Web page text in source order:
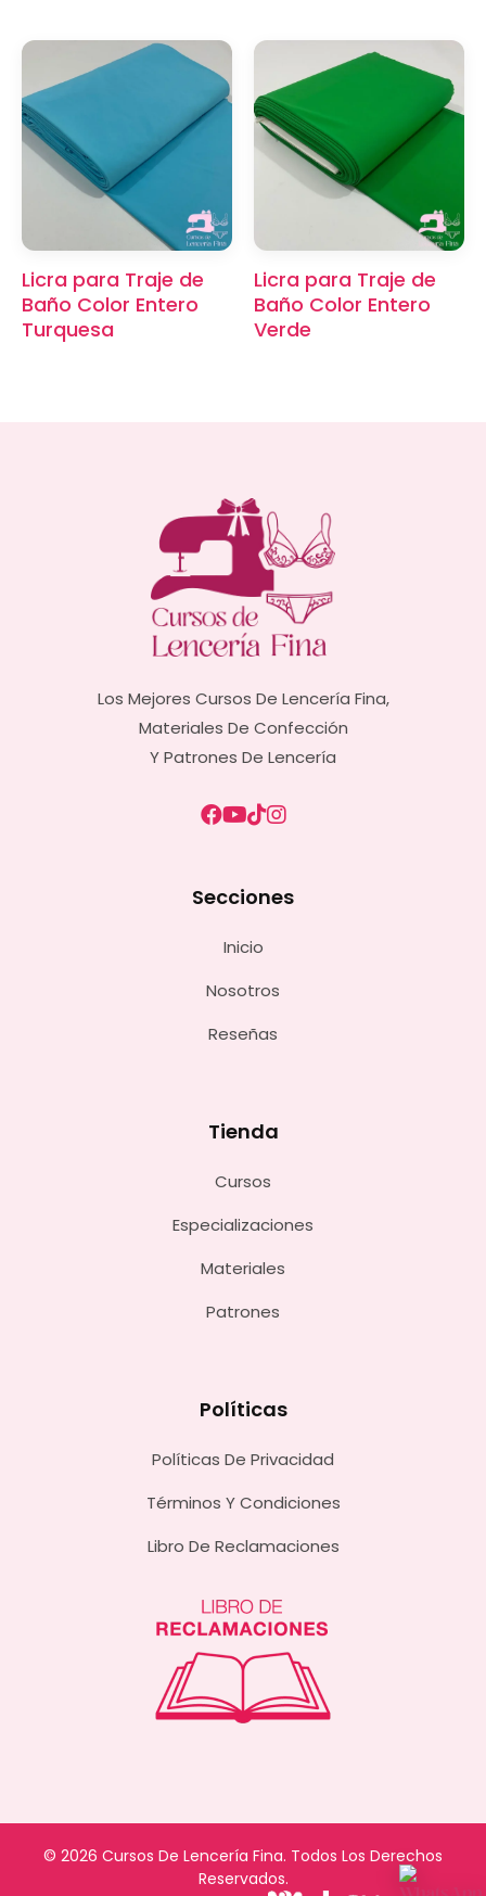
Licra para Traje de
Baño Color Entero
Turquesa
Licra para Traje de
Baño Color Entero
Verde
Los Mejores Cursos De Lencería Fina,
Materiales De Confección
Y Patrones De Lencería
Secciones
Inicio
Nosotros
Reseñas
Tienda
Cursos
Especializaciones
Materiales
Patrones
Políticas
Políticas De Privacidad
Términos Y Condiciones
Libro De Reclamaciones
© 2026 Cursos De Lencería Fina. Todos Los Derechos
Reservados.